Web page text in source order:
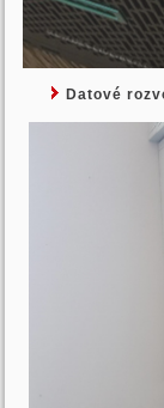
Datové